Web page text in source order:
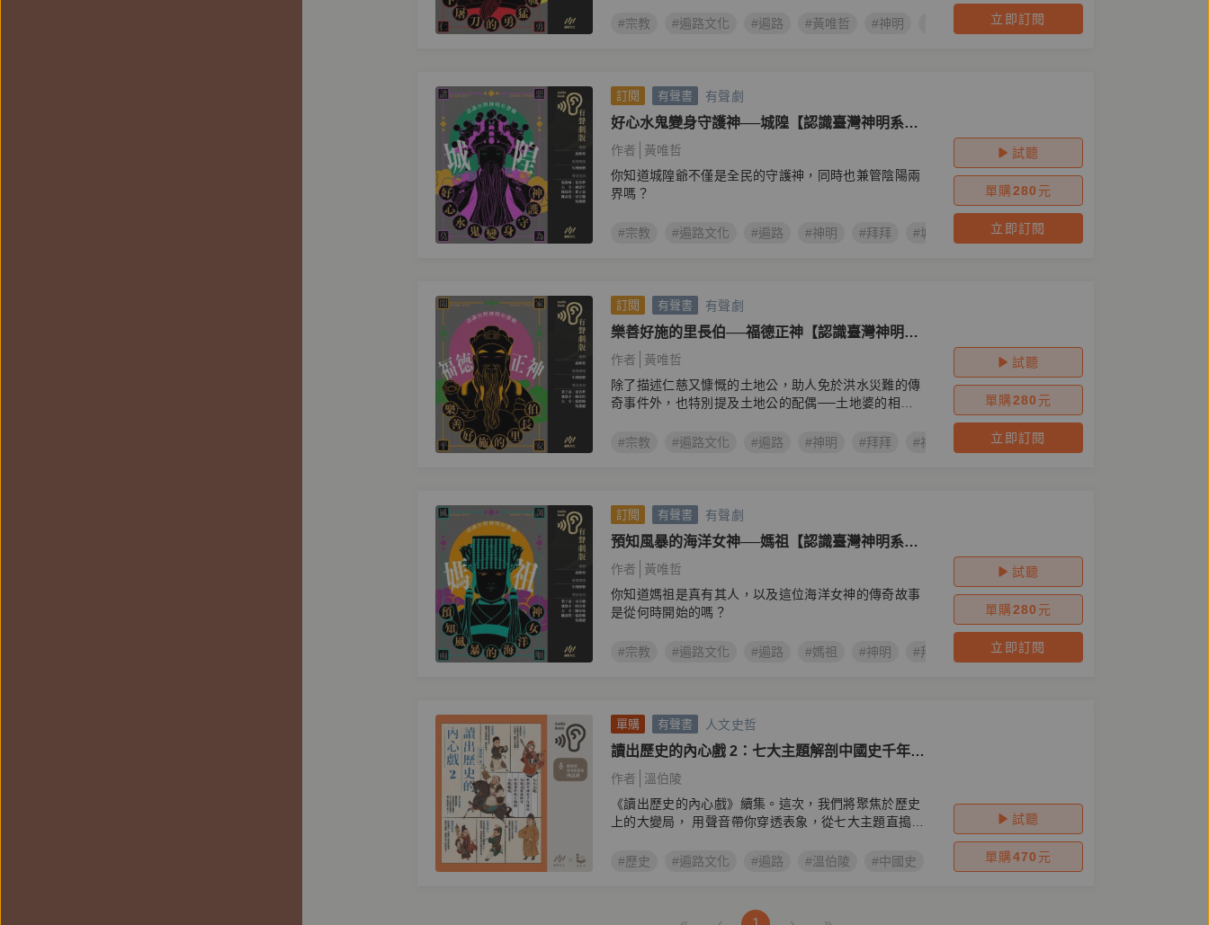
#宗教 #遍路文化 #遍路 #黃唯哲 #神明 #關公 #關聖帝君
立即訂閱
訂閱 有聲書 有聲劇
好心水鬼變身守護神──城隍【認識臺灣神明系列
有聲劇】
作者
黃唯哲
你知道城隍爺不僅是全民的守護神，同時也兼管陰陽兩
界嗎？
#宗教 #遍路文化 #遍路 #神明 #拜拜 #城隍爺 #城隍
試聽
單購280 元
立即訂閱
訂閱 有聲書 有聲劇
樂善好施的里長伯──福德正神【認識臺灣神明系
列有聲劇】
作者
黃唯哲
除了描述仁慈又慷慨的土地公，助人免於洪水災難的傳
奇事件外，也特別提及土地公的配偶──土地婆的相關
#宗教
#遍路文化 #遍路 #神明 #拜拜 #福德正神 #土地公
試聽
單購280 元
立即訂閱
訂閱 有聲書 有聲劇
預知風暴的海洋女神──媽祖【認識臺灣神明系列
有聲劇】
作者
黃唯哲
你知道媽祖是真有其人，以及這位海洋女神的傳奇故事
是從何時開始的嗎？
#宗教 #遍路文化 #遍路 #媽祖 #神明 #拜拜 #林默娘
試聽
單購280 元
立即訂閱
單購 有聲書 人文史哲
讀出歷史的內心戲 2：七大主題解剖中國史千年變
局，全景式重建時空，串起事件與人物的立體脈
作者
溫伯陵
《讀出歷史的內心戲》續集。這次，我們將聚焦於歷史
上的大變局， 用聲音帶你穿透表象，從七大主題直搗核
#歷史
#遍路文化 #遍路 #溫伯陵 #中國史
試聽
單購470 元